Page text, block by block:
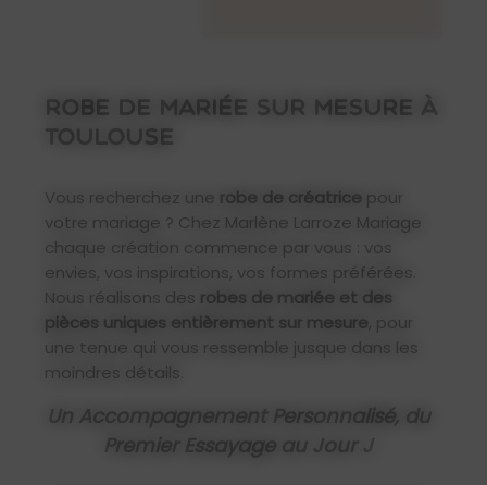
ROBE DE MARIÉE SUR MESURE À
TOULOUSE
Vous recherchez une robe de créatrice pour
votre mariage ? Chez Marlène Larroze Mariage
chaque création commence par vous : vos
envies, vos inspirations, vos formes préférées.
Nous réalisons des robes de mariée et des
pièces uniques entièrement sur mesure, pour
une tenue qui vous ressemble jusque dans les
moindres détails.
Un Accompagnement Personnalisé, du
Premier Essayage au Jour J